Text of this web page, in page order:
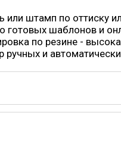
или штамп по оттиску
готовых шаблонов и
по резине -
и
малым, если его размеры
печать защитного